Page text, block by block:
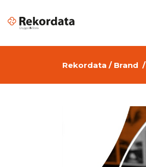
Software di Grafica per Aziende
Cloud Services Provider per
Rekordata / Brand /